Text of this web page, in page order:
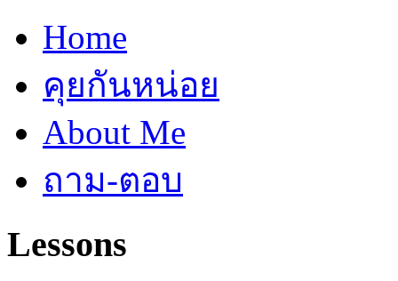
Home
คุยกันหน่อย
About Me
ถาม-ตอบ
Lessons